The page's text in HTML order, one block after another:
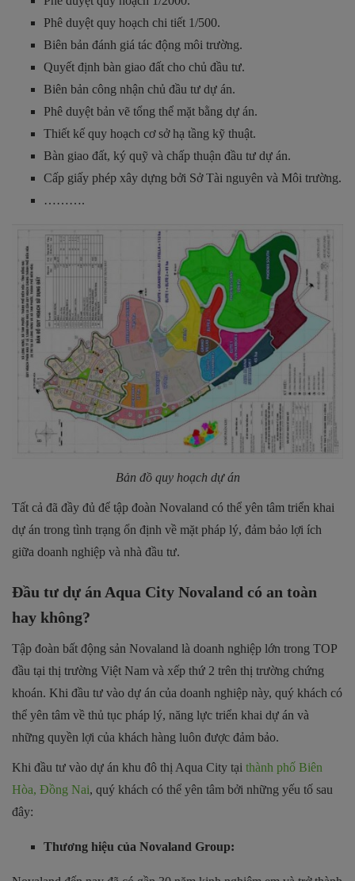
Phê duyệt quy hoạch chi tiết 1/500.
Biên bản đánh giá tác động môi trường.
Quyết định bàn giao đất cho chủ đầu tư.
Biên bản công nhận chủ đầu tư dự án.
Phê duyệt bản vẽ tổng thể mặt bằng dự án.
Thiết kế quy hoạch cơ sở hạ tầng kỹ thuật.
Bàn giao đất, ký quỹ và chấp thuận đầu tư dự án.
Cấp giấy phép xây dựng bởi Sở Tài nguyên và Môi trường.
……….
Bản đồ quy hoạch dự án
Tất cả đã đầy đủ để tập đoàn Novaland có thể yên tâm triển khai
dự án trong tình trạng ổn định về mặt pháp lý, đảm bảo lợi ích
giữa doanh nghiệp và nhà đầu tư.
Đầu tư dự án Aqua City Novaland có an toàn
hay không?
Tập đoàn bất động sản Novaland là doanh nghiệp lớn trong TOP
đầu tại thị trường Việt Nam và xếp thứ 2 trên thị trường chứng
khoán. Khi đầu tư vào dự án của doanh nghiệp này, quý khách có
thể yên tâm về thủ tục pháp lý, năng lực triển khai dự án và
những quyền lợi của khách hàng luôn được đảm bảo.
Khi đầu tư vào dự án khu đô thị Aqua City tại thành phố Biên
Hòa, Đồng Nai, quý khách có thể yên tâm bởi những yếu tố sau
đây:
Thương hiệu của Novaland Group: